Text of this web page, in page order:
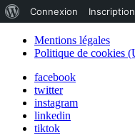
Mentions légales
Politique de cookies
facebook
twitter
instagram
linkedin
tiktok
de
WordPress
Connexion Inscription